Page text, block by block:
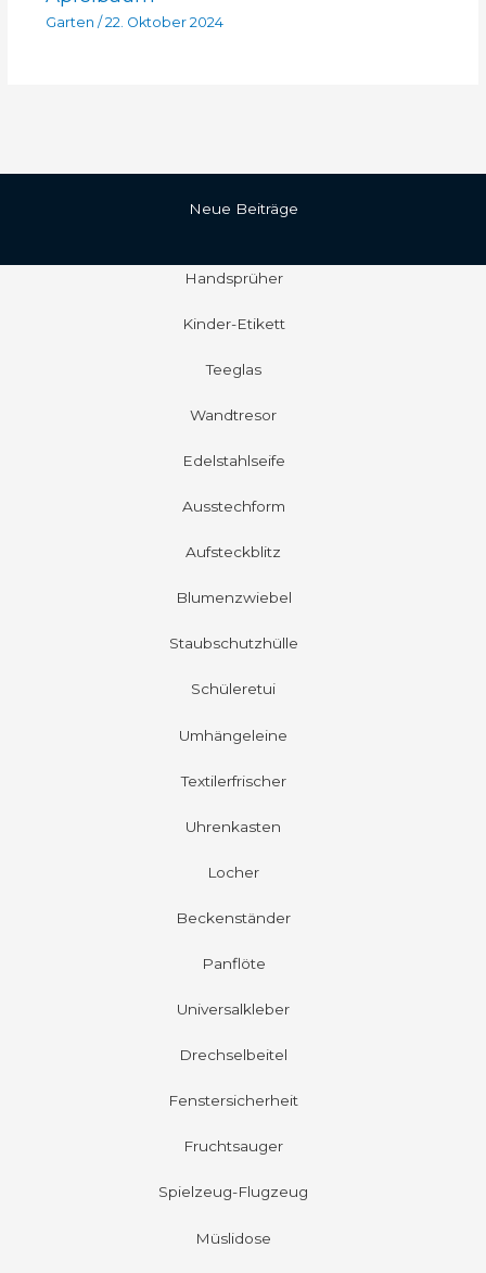
Garten / 22. Oktober 2024
Neue Beiträge
Handsprüher
Kinder-Etikett
Teeglas
Wandtresor
Edelstahlseife
Ausstechform
Aufsteckblitz
Blumenzwiebel
Staubschutzhülle
Schüleretui
Umhängeleine
Textilerfrischer
Uhrenkasten
Locher
Beckenständer
Panflöte
Universalkleber
Drechselbeitel
Fenstersicherheit
Fruchtsauger
Spielzeug-Flugzeug
Müslidose